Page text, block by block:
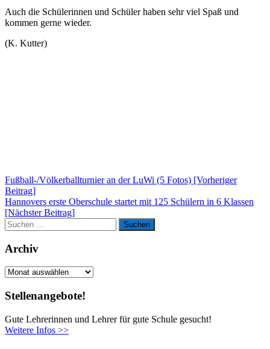
Auch die Schülerinnen und Schüler haben sehr viel Spaß und
kommen gerne wieder.
(K. Kutter)
Beitragsnavigation
Fußball-/Völkerballturnier an der LuWi (5 Fotos) [Vorheriger
Beitrag]
Hannovers erste Oberschule startet mit 125 Schülern in 6 Klassen
[Nächster Beitrag]
Suchen
nach:
Suchen
Archiv
Archiv
Stellenangebote!
Gute Lehrerinnen und Lehrer für gute Schule gesucht!
Weitere Infos >>